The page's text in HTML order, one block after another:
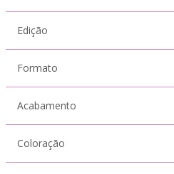
Edição
Formato
Acabamento
Coloração